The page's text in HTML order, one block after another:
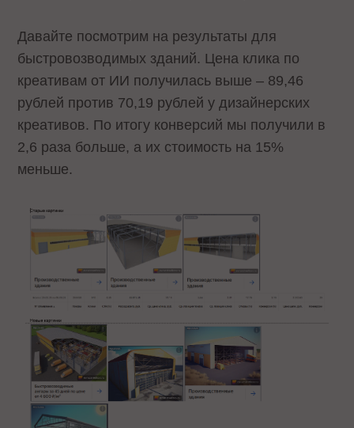
Давайте посмотрим на результаты для
быстровозводимых зданий. Цена клика по
креативам от ИИ получилась выше – 89,46
рублей против 70,19 рублей у дизайнерских
креативов. По итогу конверсий мы получили в
2,6 раза больше, а их стоимость на 15%
меньше.